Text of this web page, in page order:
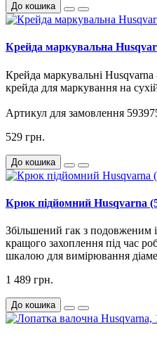
До кошика
Крейда маркувальна
Крейда маркувальні
крейда для маркування на
Артикул для замовлення
529 грн.
До кошика
Крюк підйомний Husqvarna
Збільшений гак з подовженим
кращого захоплення під час
шкалою для вимірювання
1 489 грн.
До кошика